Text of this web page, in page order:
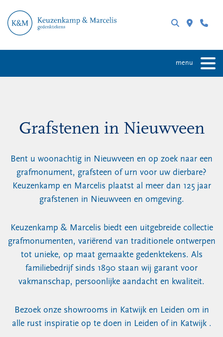
menu
Grafstenen in Nieuwveen
Bent u woonachtig in Nieuwveen en op zoek naar een
grafmonument, grafsteen of urn voor uw dierbare?
Keuzenkamp en Marcelis plaatst al meer dan 125 jaar
grafstenen in Nieuwveen en omgeving.
Keuzenkamp & Marcelis biedt een uitgebreide collectie
grafmonumenten, variërend van traditionele ontwerpen
tot unieke, op maat gemaakte gedenktekens. Als
familiebedrijf sinds 1890 staan wij garant voor
vakmanschap, persoonlijke aandacht en kwaliteit.
Bezoek onze showrooms in Katwijk en Leiden om in
alle rust inspiratie op te doen in Leiden of in Katwijk .